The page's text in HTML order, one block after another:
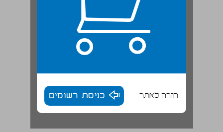
חזרה לאתר כניסת רשומים